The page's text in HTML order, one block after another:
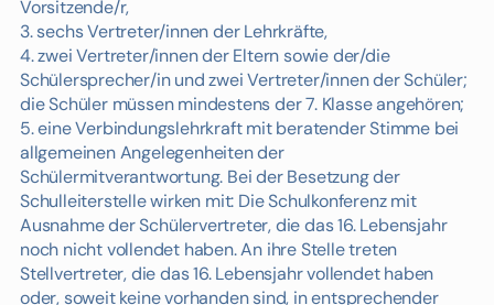
Vorsitzende/r,
3. sechs Vertreter/innen der Lehrkräfte,
4. zwei Vertreter/innen der Eltern sowie der/die
Schülersprecher/in und zwei Vertreter/innen der Schüler;
die Schüler müssen mindestens der 7. Klasse angehören;
5. eine Verbindungslehrkraft mit beratender Stimme bei
allgemeinen Angelegenheiten der
Schülermitverantwortung. Bei der Besetzung der
Schulleiterstelle wirken mit: Die Schulkonferenz mit
Ausnahme der Schülervertreter, die das 16. Lebensjahr
noch nicht vollendet haben. An ihre Stelle treten
Stellvertreter, die das 16. Lebensjahr vollendet haben
oder, soweit keine vorhanden sind, in entsprechender